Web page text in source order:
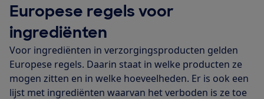
Europese regels voor
ingrediënten
Voor ingrediënten in verzorgingsproducten gelden
Europese regels. Daarin staat in welke producten ze
mogen zitten en in welke hoeveelheden. Er is ook een
lijst met ingrediënten waarvan het verboden is ze toe